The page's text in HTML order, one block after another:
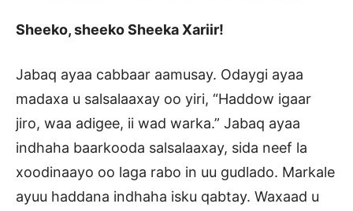
Sheeko, sheeko Sheeka Xariir!
Jabaq ayaa cabbaar aamusay. Odaygi ayaa
madaxa u salsalaaxay oo yiri, “Haddow igaar
jiro, waa adigee, ii wad warka.” Jabaq ayaa
indhaha baarkooda salsalaaxay, sida neef la
xoodinaayo oo laga rabo in uu gudlado. Markale
ayuu haddana indhaha isku qabtay. Waxaad u